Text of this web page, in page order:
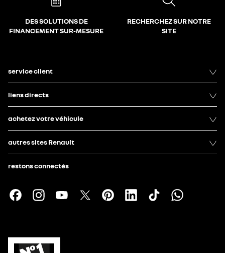
DES SOLUTIONS DE
FINANCEMENT SUR-MESURE
RECHERCHEZ SUR NOTRE
SITE
service client
liens directs
achetez votre véhicule
autres sites Renault
restons connectés